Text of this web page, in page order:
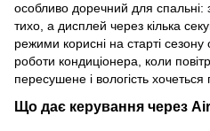
особливо доречний для
тихо, а дисплей через кілька
режими корисні на старті
роботи кондиціонера, коли
пересушене і вологість
Що дає керування через